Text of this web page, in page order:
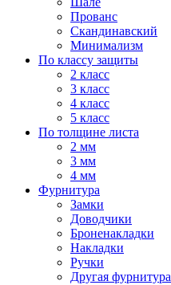
Прованс
Скандинавский
Минимализм
По классу защиты
2 класс
3 класс
4 класс
5 класс
По толщине листа
2 мм
3 мм
4 мм
Фурнитура
Замки
Доводчики
Броненакладки
Накладки
Ручки
Другая фурнитура